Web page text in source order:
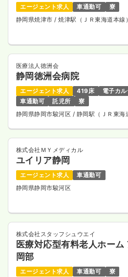
日勤のみ（常勤）
給与 お問い合わせください
時間 8:30～17:30
年間休日120日
気になる
日勤のみ（パート）
給与 時給1,600円
外来
エージェント求人 車通勤可
寮
静岡県焼津市/ 焼津駅（ＪＲ東海道本線
医療法人徳洲会
静岡徳洲会病院
エージェント求人 419床
電子カ
車通勤可
託児所
寮
静岡県静岡市駿河区 / 静岡駅（ＪＲ東海
株式会社ＭＹメディカル
ユイリア静岡
エージェント求人
車通勤可
静岡県静岡市駿河区
株式会社スタッフシュウエイ
医療対応型有料老人ホー
岡部
エージェント求人 車通勤可 寮